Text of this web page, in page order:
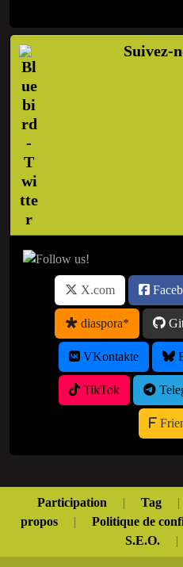
Suivez-
X.com
diaspora*
VKontakte
TikTok
Participation | Tag |
propos
| Politique de
S.E.O.
|